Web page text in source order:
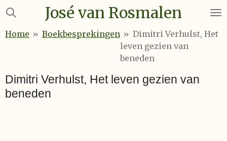
Ga
naar
José van Rosmalen
Home » Boekbesprekingen » Dimitri Verhulst, Het
leven gezien van
beneden
Dimitri Verhulst, Het leven gezien van
beneden